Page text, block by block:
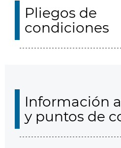
Pliegos de
condiciones
Información
y puntos de